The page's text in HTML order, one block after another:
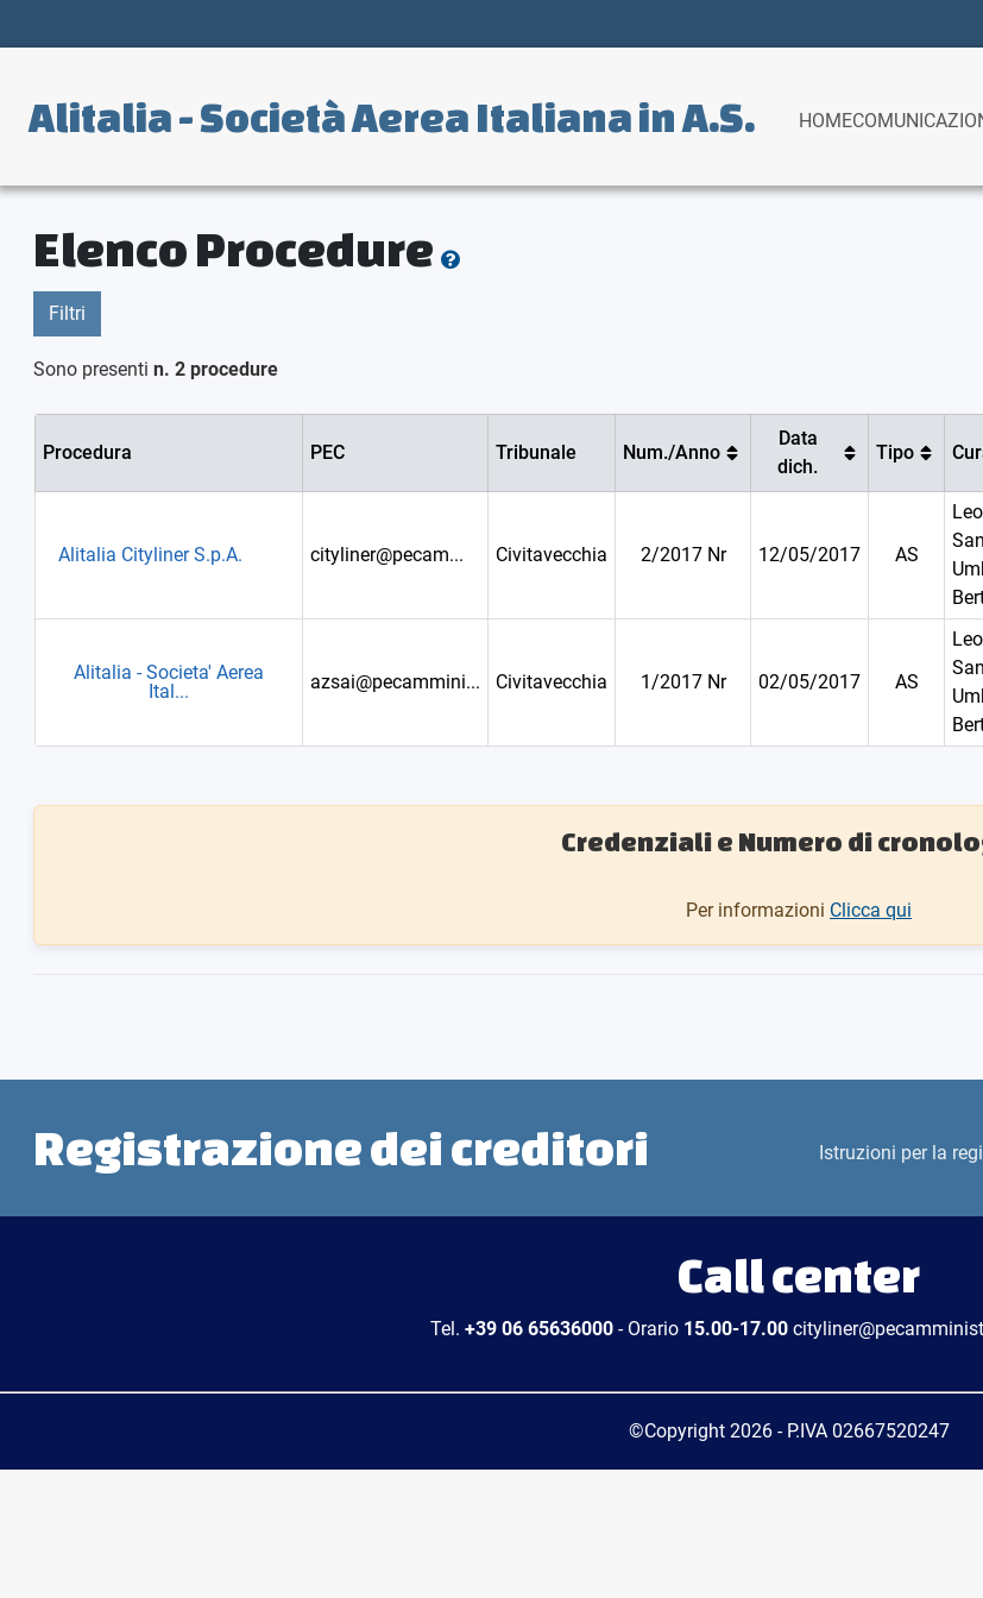
Alitalia -SocietàAerea Italiana inA.S. HOME
Elenco Procedure
Filtri
Sono presenti n. 2 procedure
Procedura PEC Tribunale Num./Anno
Data
dich.
Tipo
Alitalia Cityliner S.p.A. cityliner@pecam... Civitavecchia 2/2017 Nr 12/05/2017 AS
Alitalia - Societa' Aerea
Ital...
azsai@pecammini... Civitavecchia 1/2017 Nr 02/05/2017 AS
Credenziali e Numero di
Per informazioni Clicca qui
Registrazione dei creditori Istruzioni per la
Call center
Tel. +39 06 65636000- Orario 15.00-17.00
©Copyright 2026 - P.IVA 02667520247